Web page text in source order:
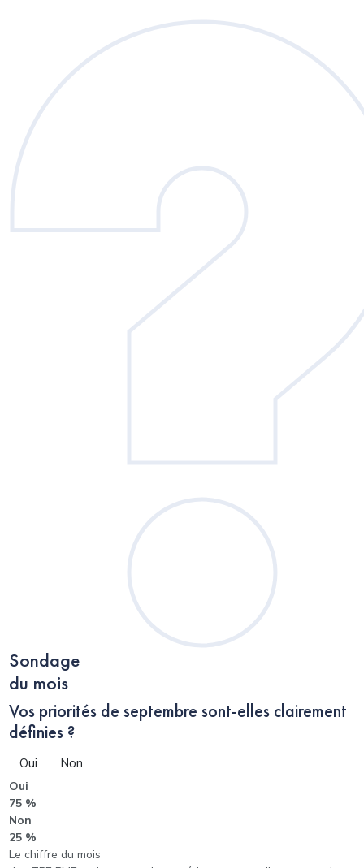
Sondage
du mois
Vos priorités de septembre sont-elles clairement
définies ?
Oui Non
Oui
75 %
Non
25 %
Le chiffre du mois